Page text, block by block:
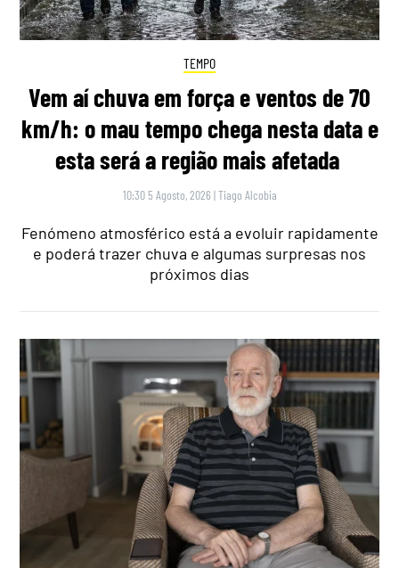
TEMPO
Vem aí chuva em força e ventos de 70
km/h: o mau tempo chega nesta data e
esta será a região mais afetada
10:30 5 Agosto, 2026 |Tiago Alcobia
Fenómeno atmosférico está a evoluir rapidamente
e poderá trazer chuva e algumas surpresas nos
próximos dias